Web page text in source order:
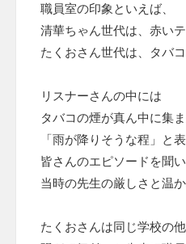
職員室の印象といえば、
清華ちゃん世代は、赤い
たくおさん世代は、タバコ
リスナーさんの中には
タバコの煙が真ん中に集
「雨が降りそうな程」と
皆さんのエピソードを聞い
当時の先生の厳しさと温
たくおさんは同じ学校の